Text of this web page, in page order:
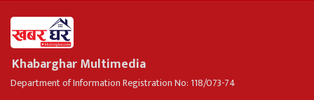
Khabarghar Multimedia
Department of Information Registration No: 118/073-74